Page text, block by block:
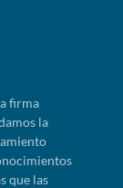
firma
la
que las